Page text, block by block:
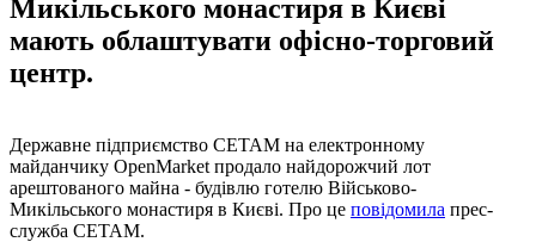
Микільського монастиря в Києві
мають облаштувати офісно-торговий
центр.
Державне підприємство СЕТАМ на електронному
майданчику OpenMarket продало найдорожчий лот
арештованого майна - будівлю готелю Військово-
Микільського монастиря в Києві. Про це повідомила прес-
служба СЕТАМ.